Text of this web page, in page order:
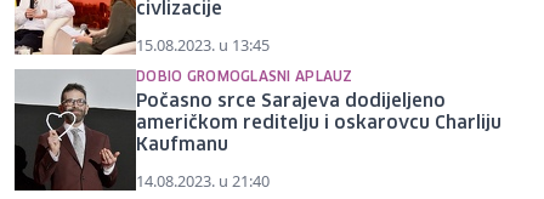
civlizacije
15.08.2023. u 13:45
DOBIO GROMOGLASNI APLAUZ
Počasno srce Sarajeva dodijeljeno
američkom reditelju i oskarovcu Charliju
Kaufmanu
14.08.2023. u 21:40